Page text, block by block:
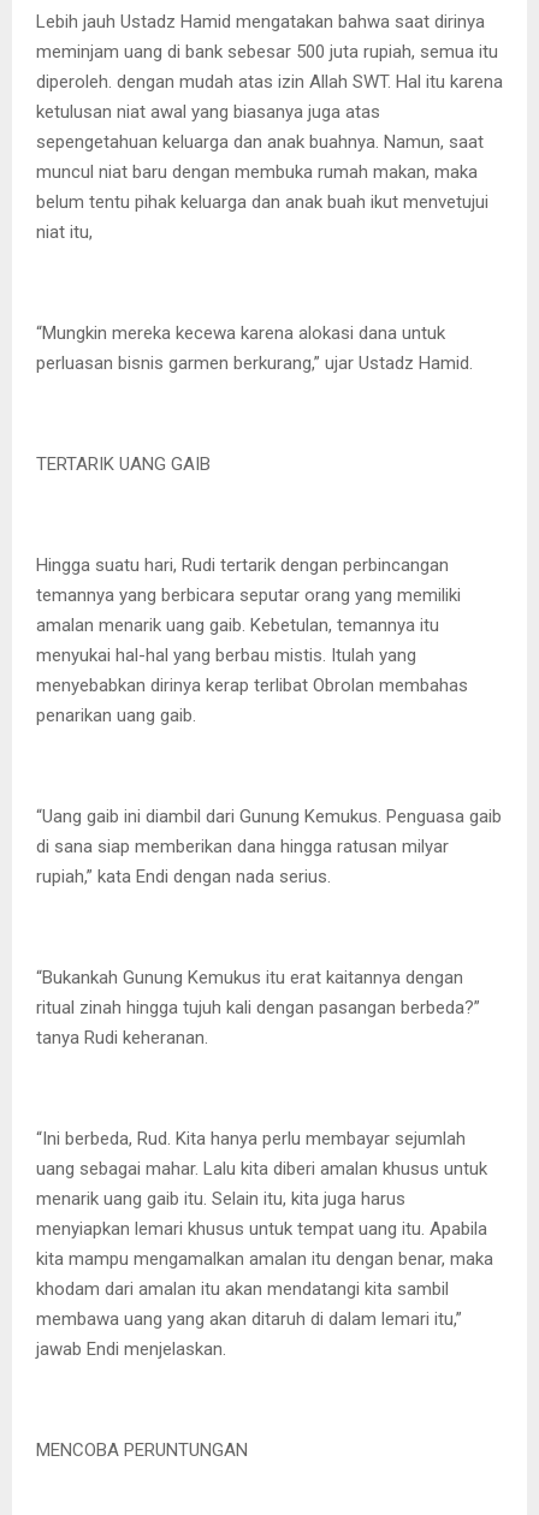
Lebih jauh Ustadz Hamid mengatakan bahwa saat dirinya
meminjam uang di bank sebesar 500 juta rupiah, semua itu
diperoleh. dengan mudah atas izin Allah SWT. Hal itu karena
ketulusan niat awal yang biasanya juga atas
sepengetahuan keluarga dan anak buahnya. Namun, saat
muncul niat baru dengan membuka rumah makan, maka
belum tentu pihak keluarga dan anak buah ikut menvetujui
niat itu,
“Mungkin mereka kecewa karena alokasi dana untuk
perluasan bisnis garmen berkurang,” ujar Ustadz Hamid.
TERTARIK UANG GAIB
Hingga suatu hari, Rudi tertarik dengan perbincangan
temannya yang berbicara seputar orang yang memiliki
amalan menarik uang gaib. Kebetulan, temannya itu
menyukai hal-hal yang berbau mistis. Itulah yang
menyebabkan dirinya kerap terlibat Obrolan membahas
penarikan uang gaib.
“Uang gaib ini diambil dari Gunung Kemukus. Penguasa gaib
di sana siap memberikan dana hingga ratusan milyar
rupiah,” kata Endi dengan nada serius.
“Bukankah Gunung Kemukus itu erat kaitannya dengan
ritual zinah hingga tujuh kali dengan pasangan berbeda?”
tanya Rudi keheranan.
“Ini berbeda, Rud. Kita hanya perlu membayar sejumlah
uang sebagai mahar. Lalu kita diberi amalan khusus untuk
menarik uang gaib itu. Selain itu, kita juga harus
menyiapkan lemari khusus untuk tempat uang itu. Apabila
kita mampu mengamalkan amalan itu dengan benar, maka
khodam dari amalan itu akan mendatangi kita sambil
membawa uang yang akan ditaruh di dalam lemari itu,”
jawab Endi menjelaskan.
MENCOBA PERUNTUNGAN